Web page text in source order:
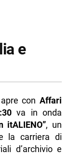
e
conAffari
va in onda
, un
la carriera di
d’archivio e